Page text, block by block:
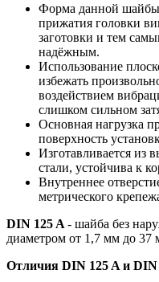
Форма данной шайбы
прижатия головки
заготовки и тем
надёжным.
Использование
избежать
воздействием
слишком сильном
Основная нагрузка
поверхность
Изготавливается из
стали, устойчива к
Внутреннее
метрического
DIN 125 A - шайба без
диаметром от 1,7 мм до 37
Отличия DIN 125 A и DIN